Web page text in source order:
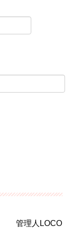
管理人LOCO